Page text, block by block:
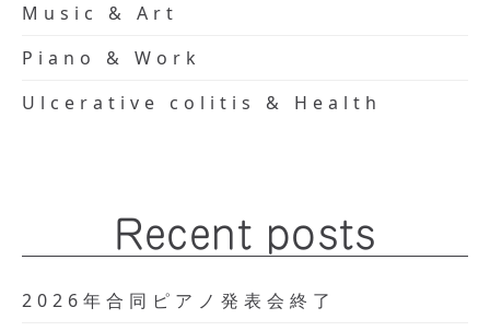
Music & Art
Piano & Work
Ulcerative colitis & Health
Recent posts
2026年合同ピアノ発表会終了